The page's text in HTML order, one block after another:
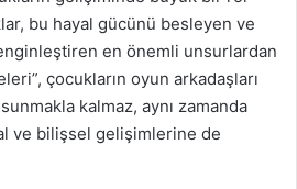
bu hayal gücünü besleyen ve
en önemli unsurlardan
çocukların oyun arkadaşları
kalmaz, aynı zamanda
ve bilişsel gelişimlerine de